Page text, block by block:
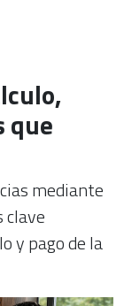
que
mediante
clave
y pago de la